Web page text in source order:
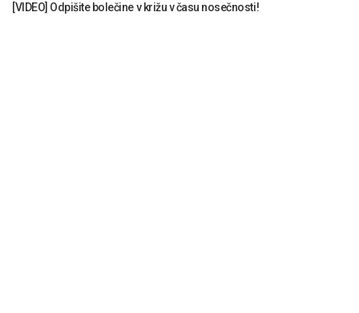
[VIDEO] Odpišite bolečine v križu v času nosečnosti!